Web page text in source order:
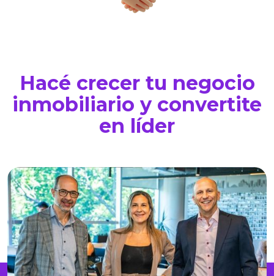
Hacé crecer tu negocio
inmobiliario y convertite
en líder